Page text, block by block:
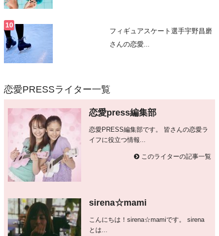
フィギュアスケート選手宇野昌磨
さんの恋愛...
恋愛PRESSライター一覧
恋愛press編集部
恋愛PRESS編集部です。 皆さんの恋愛ラ
イフに役立つ情報...
このライターの記事一覧
sirena☆mami
こんにちは！sirena☆mamiです。 sirena
とは...